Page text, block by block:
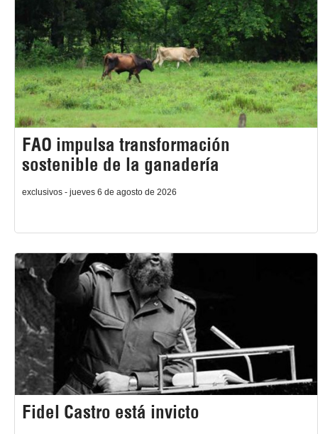
FAO impulsa transformación
sostenible de la ganadería
exclusivos - jueves 6 de agosto de 2026
Fidel Castro está invicto